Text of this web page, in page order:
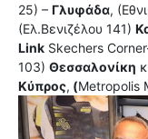
25) – Γλυφάδα,
(Ελ.Βενιζέλου 141)
Link Skechers
103) Θεσσαλονίκη
Κύπρος, (Metropolis